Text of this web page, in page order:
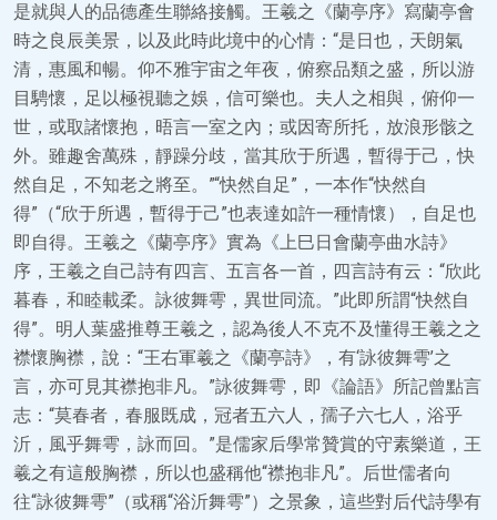
是就與人的品德產生聯絡接觸。王羲之《蘭亭序》寫蘭亭會
時之良辰美景，以及此時此境中的心情：“是日也，天朗氣
清，惠風和暢。仰不雅宇宙之年夜，俯察品類之盛，所以游
目騁懷，足以極視聽之娛，信可樂也。夫人之相與，俯仰一
世，或取諸懷抱，晤言一室之內；或因寄所托，放浪形骸之
外。雖趣舍萬殊，靜躁分歧，當其欣于所遇，暫得于己，快
然自足，不知老之將至。”“快然自足”，一本作“快然自
得”（“欣于所遇，暫得于己”也表達如許一種情懷），自足也
即自得。王羲之《蘭亭序》實為《上巳日會蘭亭曲水詩》
序，王羲之自己詩有四言、五言各一首，四言詩有云：“欣此
暮春，和睦載柔。詠彼舞雩，異世同流。”此即所謂“快然自
得”。明人葉盛推尊王羲之，認為後人不克不及懂得王羲之之
襟懷胸襟，說：“王右軍羲之《蘭亭詩》，有‘詠彼舞雩’之
言，亦可見其襟抱非凡。”詠彼舞雩，即《論語》所記曾點言
志：“莫春者，春服既成，冠者五六人，孺子六七人，浴乎
沂，風乎舞雩，詠而回。”是儒家后學常贊賞的守素樂道，王
羲之有這般胸襟，所以也盛稱他“襟抱非凡”。后世儒者向
往“詠彼舞雩”（或稱“浴沂舞雩”）之景象，這些對后代詩學有